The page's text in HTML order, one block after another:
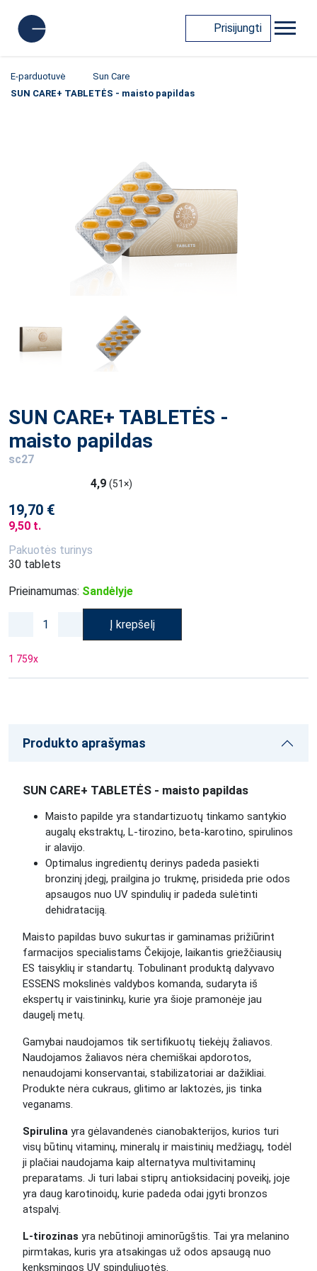
Prisijungti
E-parduotuvė
Sun Care
SUN CARE+ TABLETĖS - maisto papildas
SUN CARE+ TABLETĖS -
maisto papildas
sc27
4,9 (51×)
19,70 €
9,50 t.
Pakuotės turinys
30 tablets
Prieinamumas: Sandėlyje
Į krepšelį
1 759x
Produkto aprašymas
SUN CARE+ TABLETĖS - maisto papildas
Maisto papilde yra standartizuotų tinkamo santykio
augalų ekstraktų, L-tirozino, beta-karotino, spirulinos
ir alavijo.
Optimalus ingredientų derinys padeda pasiekti
bronzinį įdegį, prailgina jo trukmę, prisideda prie odos
apsaugos nuo UV spindulių ir padeda sulėtinti
dehidrataciją.
Maisto papildas buvo sukurtas ir gaminamas prižiūrint
farmacijos specialistams Čekijoje, laikantis griežčiausių
ES taisyklių ir standartų. Tobulinant produktą dalyvavo
ESSENS mokslinės valdybos komanda, sudaryta iš
ekspertų ir vaistininkų, kurie yra šioje pramonėje jau
daugelį metų.
Gamybai naudojamos tik sertifikuotų tiekėjų žaliavos.
Naudojamos žaliavos nėra chemiškai apdorotos,
nenaudojami konservantai, stabilizatoriai ar dažikliai.
Produkte nėra cukraus, glitimo ar laktozės, jis tinka
veganams.
Spirulina yra gėlavandenės cianobakterijos, kurios turi
visų būtinų vitaminų, mineralų ir maistinių medžiagų, todėl
ji plačiai naudojama kaip alternatyva multivitaminų
preparatams. Ji turi labai stiprų antioksidacinį poveikį, joje
yra daug karotinoidų, kurie padeda odai įgyti bronzos
atspalvį.
L-tirozinas yra nebūtinoji aminorūgštis. Tai yra melanino
pirmtakas, kuris yra atsakingas už odos apsaugą nuo
kenksmingos UV spinduliuotės.